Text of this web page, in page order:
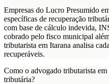
Empresas do Lucro Presumido
específicas de recuperação
com base de cálculo indevida,
cobrado pelo fisco municipal
tributarista em Itarana analisa
recuperáveis.
Como o advogado tributarista
tributária?